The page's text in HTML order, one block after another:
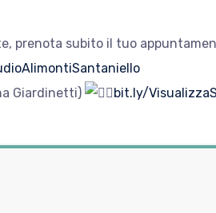
prenota subito il tuo
Giardinetti)
bit.ly/